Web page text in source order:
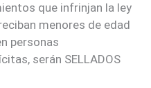
que infrinjan la ley
menores de edad
personas
serán SELLADOS